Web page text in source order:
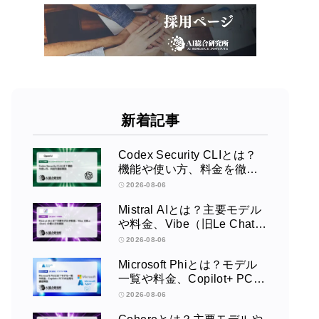
新着記事
Codex Security CLIとは？
機能や使い方、料金を徹底
解説
2026-08-06
Mistral AIとは？主要モデル
や料金、Vibe（旧Le Chat）
の使い方を解説
2026-08-06
Microsoft Phiとは？モデル
一覧や料金、Copilot+ PCで
の活用を徹底解説
2026-08-06